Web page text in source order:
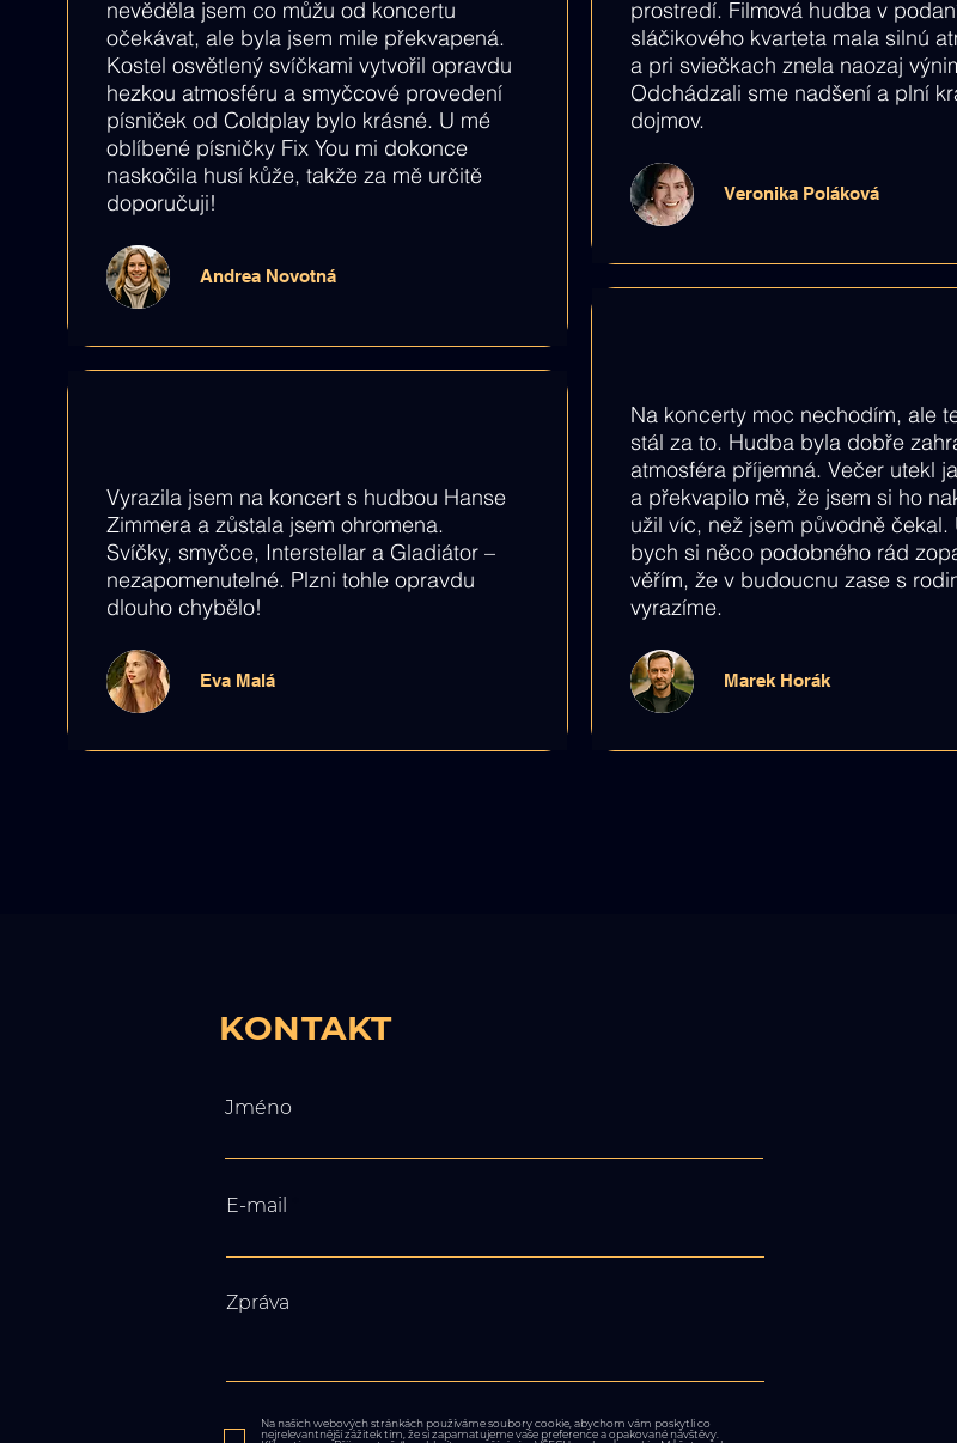
nevěděla jsem co můžu od koncertu
očekávat, ale byla jsem mile překvapená.
Kostel osvětlený svíčkami vytvořil opravdu
hezkou atmosféru a smyčcové provedení
písniček od Coldplay bylo krásné. U mé
oblíbené písničky Fix You mi dokonce
naskočila husí kůže, takže za mě určitě
doporučuji!
Andrea Novotná
Vyrazila jsem na koncert s hudbou Hanse
Zimmera a zůstala jsem ohromena.
Svíčky, smyčce, Interstellar a Gladiátor –
nezapomenutelné. Plzni tohle opravdu
dlouho chybělo!
Eva Malá
prostredí. Filmová hudba v
sláčikového kvarteta mala silnú
a pri sviečkach znela naozaj
Odchádzali sme nadšení a plní
dojmov.
Veronika Poláková
Na koncerty moc nechodím, ale
stál za to. Hudba byla dobře
atmosféra příjemná. Večer utekl
a překvapilo mě, že jsem si ho
užil víc, než jsem původně čekal.
bych si něco podobného rád
věřím, že v budoucnu zase s
vyrazíme.
Marek Horák
KONTAKT
Jméno
E-mail
Zpráva
Na našich webových stránkách používáme soubory cookie, abychom vám poskytli co
nejrelevantnější zážitek tím, že si zapamatujeme vaše preference a opakované návštěvy.